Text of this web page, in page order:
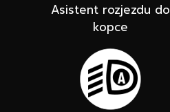
Asistent rozjezdu do
kopce